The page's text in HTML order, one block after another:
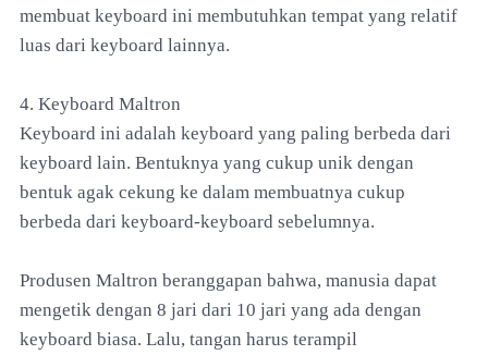
membuat keyboard ini membutuhkan tempat yang relatif
luas dari keyboard lainnya.
4. Keyboard Maltron
Keyboard ini adalah keyboard yang paling berbeda dari
keyboard lain. Bentuknya yang cukup unik dengan
bentuk agak cekung ke dalam membuatnya cukup
berbeda dari keyboard-keyboard sebelumnya.
Produsen Maltron beranggapan bahwa, manusia dapat
mengetik dengan 8 jari dari 10 jari yang ada dengan
keyboard biasa. Lalu, tangan harus terampil